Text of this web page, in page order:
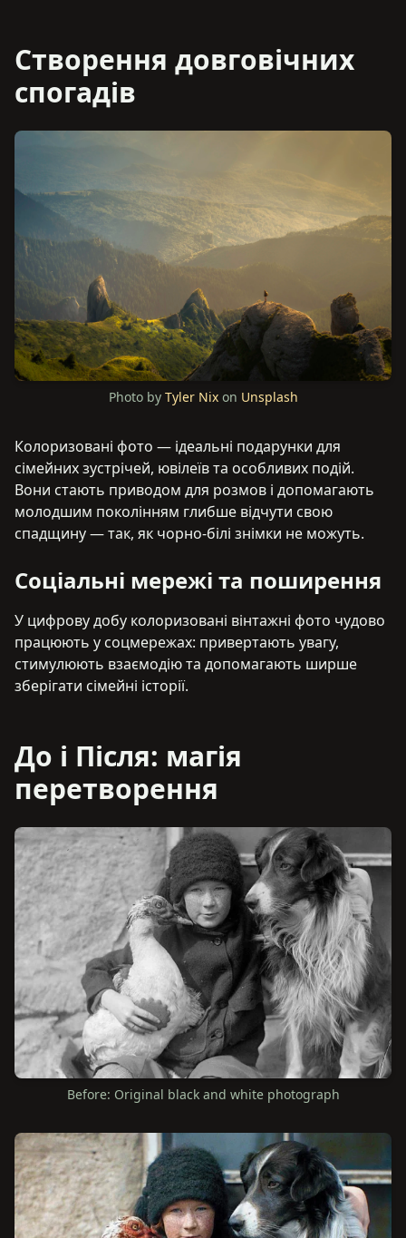
Створення довговічних
спогадів
Photo by Tyler Nixon Unsplash
Колоризовані фото — ідеальні подарунки для
сімейних зустрічей, ювілеїв та особливих подій.
Вони стають приводом для розмов і допомагають
молодшим поколінням глибше відчути свою
спадщину — так, як чорно-білі знімки не можуть.
Соціальні мережі та поширення
У цифрову добу колоризовані вінтажні фото чудово
працюють у соцмережах: привертають увагу,
стимулюють взаємодію та допомагають ширше
зберігати сімейні історії.
До і Після: магія
перетворення
Before: Original black and white photograph